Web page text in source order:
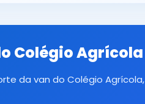
Colégio Agrícola
da van do Colégio Agrícola,